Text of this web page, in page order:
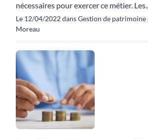
nécessaires pour exercer ce métier.
Le 12/04/2022 dans Gestion de patrimoine
Moreau